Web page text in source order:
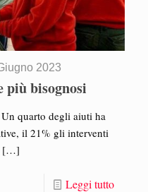
2023
più bisognosi
quarto degli aiuti ha
il 21% gli interventi
[…]
Leggi tutto